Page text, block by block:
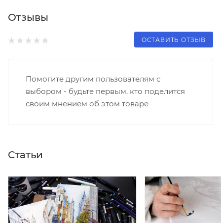
Отзывы
ОСТАВИТЬ ОТЗЫВ
Помогите другим пользователям с
выбором - будьте первым, кто поделится
своим мнением об этом товаре
Статьи